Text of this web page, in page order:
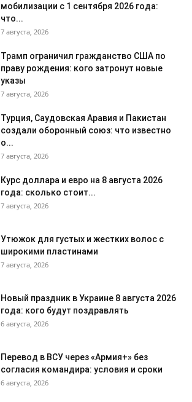
мобилизации с 1 сентября 2026 года:
что...
7 августа, 2026
Трамп ограничил гражданство США по
праву рождения: кого затронут новые
указы
7 августа, 2026
Турция, Саудовская Аравия и Пакистан
создали оборонный союз: что известно
о...
7 августа, 2026
Курс доллара и евро на 8 августа 2026
года: сколько стоит...
7 августа, 2026
Утюжок для густых и жестких волос с
широкими пластинами
7 августа, 2026
Новый праздник в Украине 8 августа 2026
года: кого будут поздравлять
6 августа, 2026
Перевод в ВСУ через «Армия+» без
согласия командира: условия и сроки
6 августа, 2026